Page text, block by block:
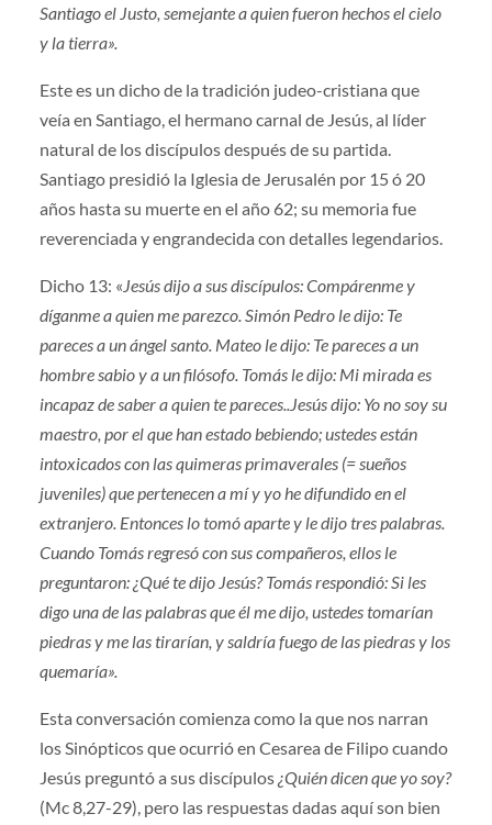
Santiago el Justo, semejante a quien fueron hechos el cielo
y la tierra».
Este es un dicho de la tradición judeo-cristiana que
veía en Santiago, el hermano carnal de Jesús, al líder
natural de los discípulos después de su partida.
Santiago presidió la Iglesia de Jerusalén por 15 ó 20
años hasta su muerte en el año 62; su memoria fue
reverenciada y engrandecida con detalles legendarios.
Dicho 13: «Jesús dijo a sus discípulos: Compárenme y
díganme a quien me parezco. Simón Pedro le dijo: Te
pareces a un ángel santo. Mateo le dijo: Te pareces a un
hombre sabio y a un filósofo. Tomás le dijo: Mi mirada es
incapaz de saber a quien te pareces..Jesús dijo: Yo no soy su
maestro, por el que han estado bebiendo; ustedes están
intoxicados con las quimeras primaverales (= sueños
juveniles) que pertenecen a mí y yo he difundido en el
extranjero. Entonces lo tomó aparte y le dijo tres palabras.
Cuando Tomás regresó con sus compañeros, ellos le
preguntaron: ¿Qué te dijo Jesús? Tomás respondió: Si les
digo una de las palabras que él me dijo, ustedes tomarían
piedras y me las tirarían, y saldría fuego de las piedras y los
quemaría».
Esta conversación comienza como la que nos narran
los Sinópticos que ocurrió en Cesarea de Filipo cuando
Jesús preguntó a sus discípulos¿Quién dicen que yo soy?
(Mc 8,27-29), pero las respuestas dadas aquí son bien